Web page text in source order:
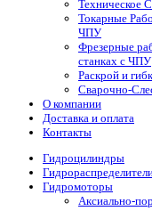
Техническое
Токарные
ЧПУ
Фрезерные
станках с ЧПУ
Раскрой и
Сварочно-
О компании
Доставка и оплата
Контакты
Гидроцилиндры
Гидромоторы
Аксиально-